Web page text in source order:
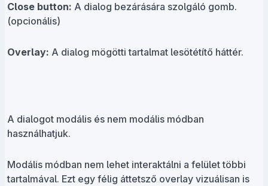
Close button: A dialog bezárására szolgáló gomb.
(opcionális)
Overlay: A dialog mögötti tartalmat lesötétítő háttér.
A dialogot modális és nem modális módban
használhatjuk.
Modális módban nem lehet interaktálni a felület többi
tartalmával. Ezt egy félig áttetsző overlay vizuálisan is